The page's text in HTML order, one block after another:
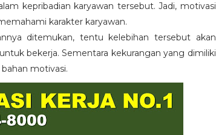
kepribadian karyawan tersebut. Jadi, motivasi
karakter karyawan.
ditemukan, tentu kelebihan tersebut akan
bekerja. Sementara kekurangan yang dimiliki
motivasi.